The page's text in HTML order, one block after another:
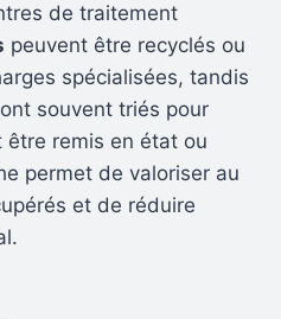
de traitement
peuvent être recyclés ou
spécialisées, tandis
souvent triés pour
être remis en état ou
permet de valoriser au
et de réduire